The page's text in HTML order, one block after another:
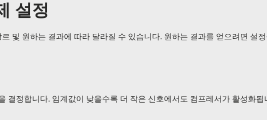
설정
및 원하는 결과에 따라 달라질 수 있습니다. 원하는 결과를 얻으려면 설
결정합니다. 임계값이 낮을수록 더 작은 신호에서도 컴프레서가 활성화됩